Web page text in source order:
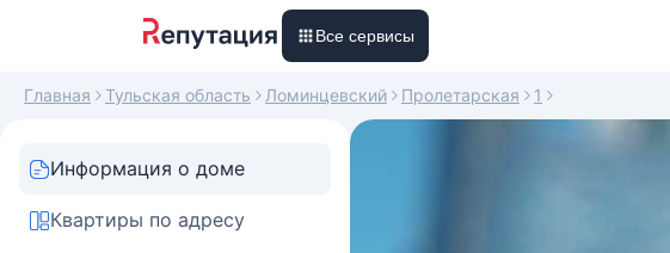
Все сервисы
Главная Тульская область Ломинцевский Пролетарская 1
Информация о доме
Квартиры по адресу